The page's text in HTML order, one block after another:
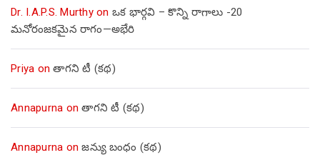
Dr. I.A.P.S. Murthyon ఒక భార్గవి – కొన్ని రాగాలు -20
మనోరంజకమైన రాగం—అభేరి
Priya onతాగని టీ (కథ)
Annapurna onతాగని టీ (కథ)
Annapurna onజన్యు బంధం (కథ)